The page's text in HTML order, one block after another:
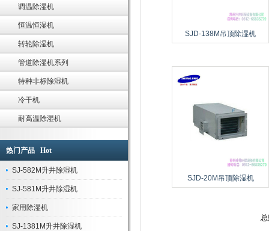
调温除湿机
恒温恒湿机
转轮除湿机
管道除湿机系列
特种非标除湿机
冷干机
耐高温除湿机
热门产品 Hot
SJ-582M升井除湿机
SJ-581M升井除湿机
家用除湿机
SJ-1381M升井除湿机
SJD-138M吊顶除湿机
SJD-20M吊顶除湿机